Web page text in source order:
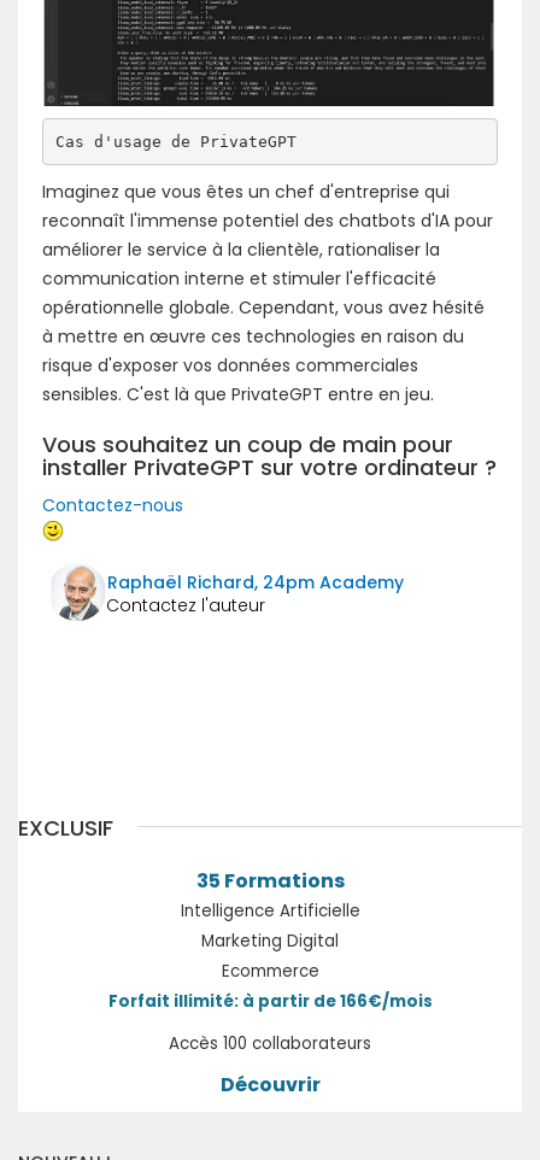
Cas d'usage de PrivateGPT
Imaginez que vous êtes un chef d'entreprise qui
reconnaît l'immense potentiel des chatbots d'IA pour
améliorer le service à la clientèle, rationaliser la
communication interne et stimuler l'efficacité
opérationnelle globale. Cependant, vous avez hésité
à mettre en œuvre ces technologies en raison du
risque d'exposer vos données commerciales
sensibles. C'est là que PrivateGPT entre en jeu.
Vous souhaitez un coup de main pour
installer PrivateGPT sur votre ordinateur ?
Contactez-nous
Raphaël Richard, 24pm Academy
EXCLUSIF
35 Formations
Intelligence Artificielle
Marketing Digital
Ecommerce
Forfait illimité: à partir de 166€/mois
Accès 100 collaborateurs
Découvrir